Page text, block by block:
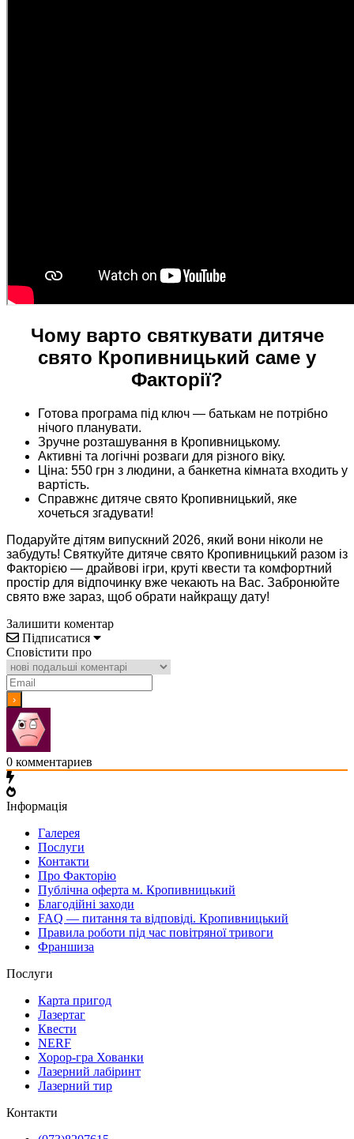
Чому варто святкувати дитяче
свято Кропивницький саме у
Факторії?
Готова програма під ключ — батькам не потрібно
нічого планувати.
Зручне розташування в Кропивницькому.
Активні та логічні розваги для різного віку.
Ціна: 550 грн з людини, а банкетна кімната входить у
вартість.
Справжнє дитяче свято Кропивницький, яке
хочеться згадувати!
Подаруйте дітям випускний 2026, який вони ніколи не
забудуть! Святкуйте дитяче свято Кропивницький разом із
Факторією — драйвові ігри, круті квести та комфортний
простір для відпочинку вже чекають на Вас. Забронюйте
свято вже зараз, щоб обрати найкращу дату!
Залишити коментар
Підписатися
Сповістити про
0 комментариев
Інформація
Галерея
Послуги
Контакти
Про Факторію
Публічна оферта м. Кропивницький
Благодійні заходи
FAQ — питання та відповіді. Кропивницький
Правила роботи під час повітряної тривоги
Франшиза
Послуги
Карта пригод
Лазертаг
Квести
NERF
Хорор-гра Хованки
Лазерний лабіринт
Лазерний тир
Контакти